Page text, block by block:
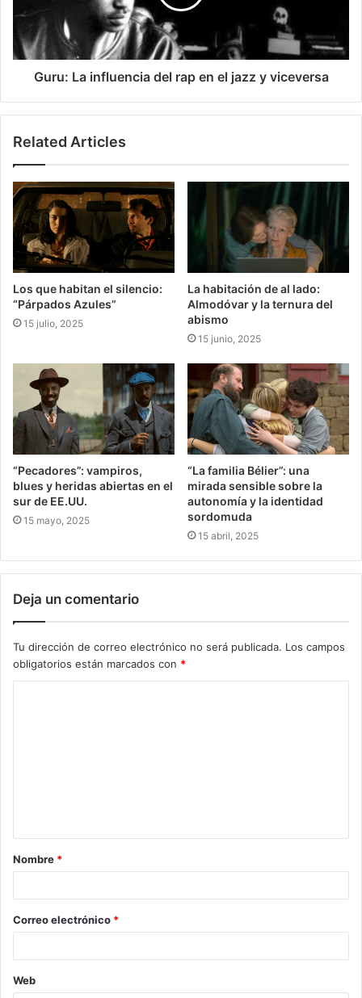
Guru: La influencia del rap en el jazz y viceversa
Related Articles
Los que habitan el silencio:
“Párpados Azules”
15 julio, 2025
La habitación de al lado:
Almodóvar y la ternura del
abismo
15 junio, 2025
“Pecadores”: vampiros,
blues y heridas abiertas en el
sur de EE.UU.
15 mayo, 2025
“La familia Bélier”: una
mirada sensible sobre la
autonomía y la identidad
sordomuda
15 abril, 2025
Deja un comentario
Tu dirección de correo electrónico no será publicada. Los campos
obligatorios están marcados con *
Nombre *
Correo electrónico *
Web